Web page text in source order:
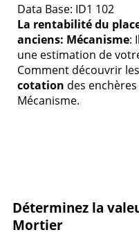
Data Base: ID1 102
La rentabilité du
anciens: Mécanisme:
une estimation de
Comment découvrir
cotation des
Mécanisme.
Déterminez la
Mortier